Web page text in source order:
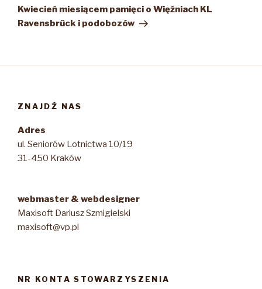
wpis
Kwiecień miesiącem pamięci o Więźniach KL
Ravensbrück i podobozów
ZNAJDŹ NAS
Adres
ul. Seniorów Lotnictwa 10/19
31-450 Kraków
webmaster & webdesigner
Maxisoft Dariusz Szmigielski
maxisoft@vp.pl
NR KONTA STOWARZYSZENIA